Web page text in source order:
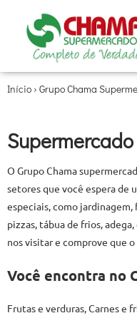
Início › Grupo Chama
O Grupo Chama
setores que você espera de
especiais, como jardinagem,
pizzas, tábua de frios,
nos visitar e comprove que o
Você encontra no
Frutas e verduras, Carnes e